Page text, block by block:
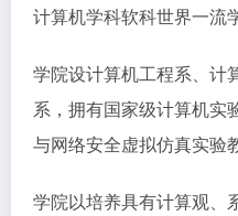
计算机学科软科世界一流
学院设计算机工程系、计
系，拥有国家级计算机实
与网络安全虚拟仿真实验
学院以培养具有计算观、